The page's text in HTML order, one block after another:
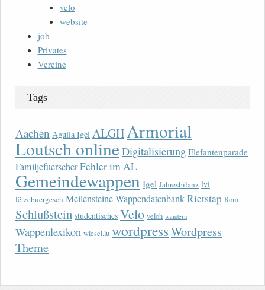
velo
website
job
Privates
Vereine
Tags
Aachen Agulia Igel ALGHArmorial
Loutsch onlineDigitalisierung Elefantenparade
FamiljefuerscherFehler im AL
Gemeindewappen Igel Jahresbilanz lvi
lëtzebuergesch Meilensteine WappendatenbankRietstap Rom
Schlußstein studentisches Velo veloh wandern
Wappenlexikon wiesel.lu wordpressWordpress
Theme